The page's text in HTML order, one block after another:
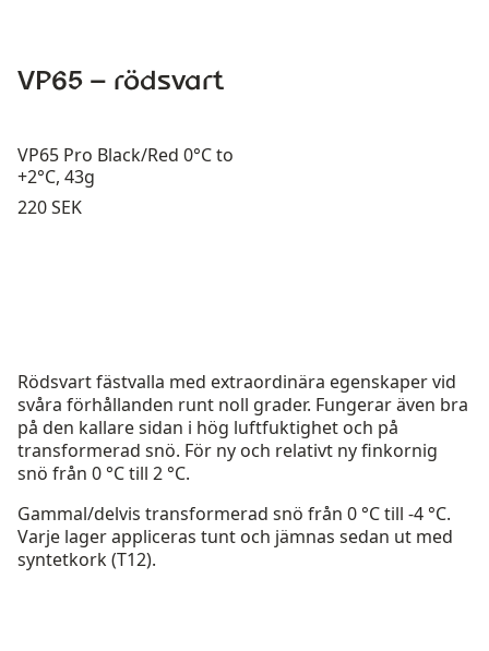
VP65 – rödsvart
VP65 Pro Black/Red 0°C to
+2°C, 43g
Pris:
220 SEK
Rödsvart fästvalla med extraordinära egenskaper vid
svåra förhållanden runt noll grader. Fungerar även bra
på den kallare sidan i hög luftfuktighet och på
transformerad snö. För ny och relativt ny finkornig
snö från 0 °C till 2 °C.
Gammal/delvis transformerad snö från 0 °C till -4 °C.
Varje lager appliceras tunt och jämnas sedan ut med
syntetkork (T12).